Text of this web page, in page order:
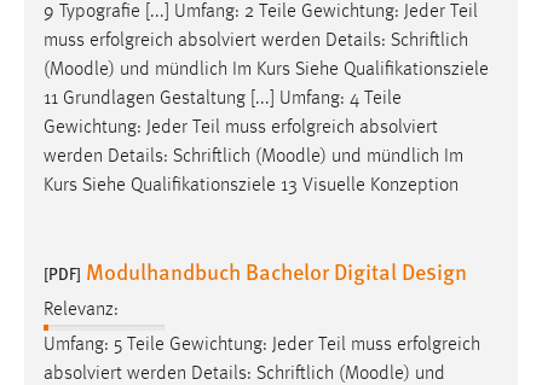
9 Typografie [...] Umfang: 2 Teile Gewichtung: Jeder Teil
muss erfolgreich absolviert werden Details: Schriftlich
(Moodle) und mündlich Im Kurs Siehe Qualifikationsziele
11 Grundlagen Gestaltung [...] Umfang: 4 Teile
Gewichtung: Jeder Teil muss erfolgreich absolviert
werden Details: Schriftlich (Moodle) und mündlich Im
Kurs Siehe Qualifikationsziele 13 Visuelle Konzeption
[PDF] Modulhandbuch Bachelor Digital Design
Relevanz:
Umfang: 5 Teile Gewichtung: Jeder Teil muss erfolgreich
absolviert werden Details: Schriftlich (Moodle) und